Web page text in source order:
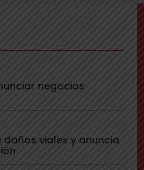
negocios
viales y anuncia